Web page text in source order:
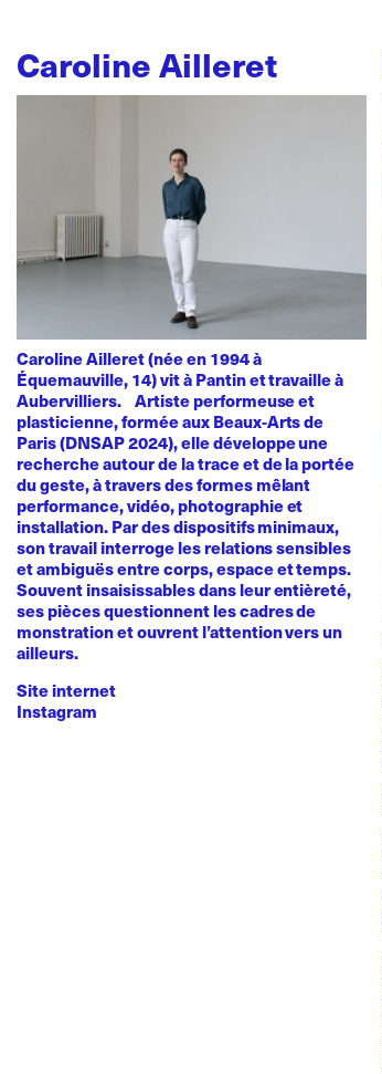
Caroline Ailleret
Caroline Ailleret (née en 1994 à
Équemauville, 14) vit à Pantin et travaille à
Aubervilliers. Artiste performeuse et
plasticienne, formée aux Beaux-Arts de
Paris (DNSAP 2024), elle développe une
recherche autour de la trace et de la portée
du geste, à travers des formes mêlant
performance, vidéo, photographie et
installation. Par des dispositifs minimaux,
son travail interroge les relations sensibles
et ambiguës entre corps, espace et temps.
Souvent insaisissables dans leur entièreté,
ses pièces questionnent les cadres de
monstration et ouvrent l’attention vers un
ailleurs.
Site internet
Instagram